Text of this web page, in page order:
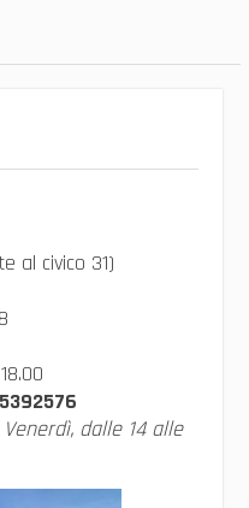
al civico 31)
dalle 14 alle